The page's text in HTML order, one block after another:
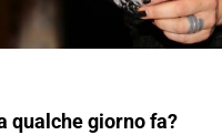
qualche giorno fa?